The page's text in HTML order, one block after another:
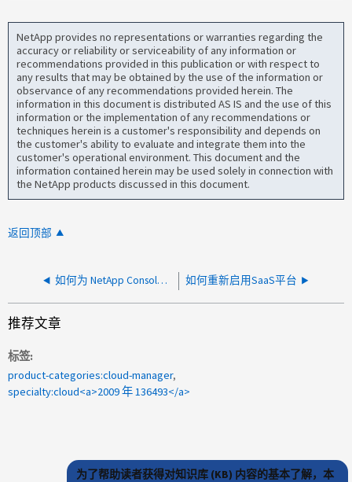
NetApp provides no representations or warranties regarding the
accuracy or reliability or serviceability of any information or
recommendations provided in this publication or with respect to
any results that may be obtained by the use of the information or
observance of any recommendations provided herein. The
information in this document is distributed AS IS and the use of this
information or the implementation of any recommendations or
techniques herein is a customer's responsibility and depends on
the customer's ability to evaluate and integrate them into the
customer's operational environment. This document and the
information contained herein may be used solely in connection with
the NetApp products discussed in this document.
返回顶部
如何为 NetApp Console Agent 的维护控制台打开远程会话 - OVA 部署 如何重新启用SaaS平台
推荐文章
标签
product-categories:cloud-manager
specialty:cloud<a>2009 年 136493</a>
为了帮助读者获得对知识库 (KB) 内容的基本了解，本